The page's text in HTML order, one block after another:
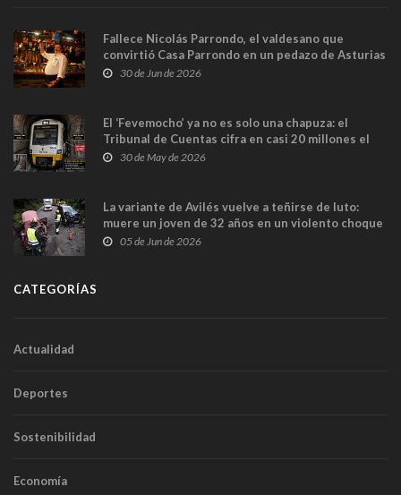
Fallece Nicolás Parrondo, el valdesano que
convirtió Casa Parrondo en un pedazo de Asturias
en Madrid
30 de Jun de 2026
El ‘Fevemocho’ ya no es solo una chapuza: el
Tribunal de Cuentas cifra en casi 20 millones el
sobrecoste de los trenes que no cabían por los
30 de May de 2026
La variante de Avilés vuelve a teñirse de luto:
muere un joven de 32 años en un violento choque
frontal
05 de Jun de 2026
CATEGORÍAS
Actualidad
Deportes
Sostenibilidad
Economía